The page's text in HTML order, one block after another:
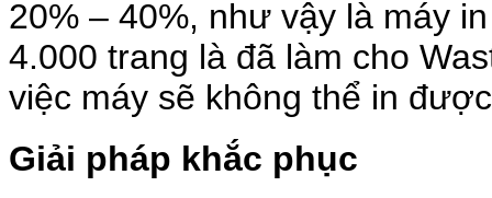
20% – 40%, như vậy là máy
4.000 trang là đã làm cho
việc máy sẽ không thể in
Giải pháp khắc phục